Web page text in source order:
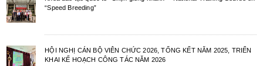
“Speed Breeding”
HỘI NGHỊ CÁN BỘ VIÊN CHỨC 2026, TỔNG KẾT NĂM 2025, TRIỂN
KHAI KẾ HOẠCH CÔNG TÁC NĂM 2026